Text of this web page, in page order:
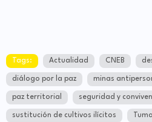
Tags: Actualidad CNEB
diálogo por la paz minas
paz territorial seguridad y
sustitución de cultivos ilícitos